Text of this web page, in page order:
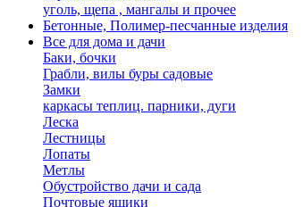
уголь, щепа , мангалы и прочее
Бетонные, Полимер-песчанные изделия
Все для дома и дачи
Баки, бочки
Грабли, вилы буры садовые
Замки
каркасы теплиц. парники, дуги
Леска
Лестницы
Лопаты
Метлы
Обустройство дачи и сада
Почтовые ящики